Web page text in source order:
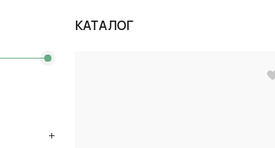
КАТАЛОГ